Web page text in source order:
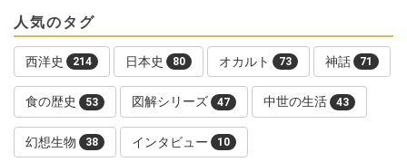
人気のタグ
西洋史 214 日本史 80 オカルト 73 神話 71
食の歴史 53 図解シリーズ 47 中世の生活 43
幻想生物 38 インタビュー 10